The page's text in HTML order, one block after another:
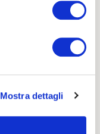
Mostra dettagli